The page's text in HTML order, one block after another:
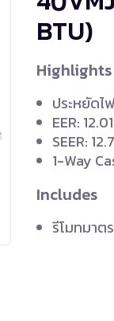
BTU)
Highlights
ประหยัดไ
EER: 12.01
SEER:
1-Way
Includes
รีโมทมาต